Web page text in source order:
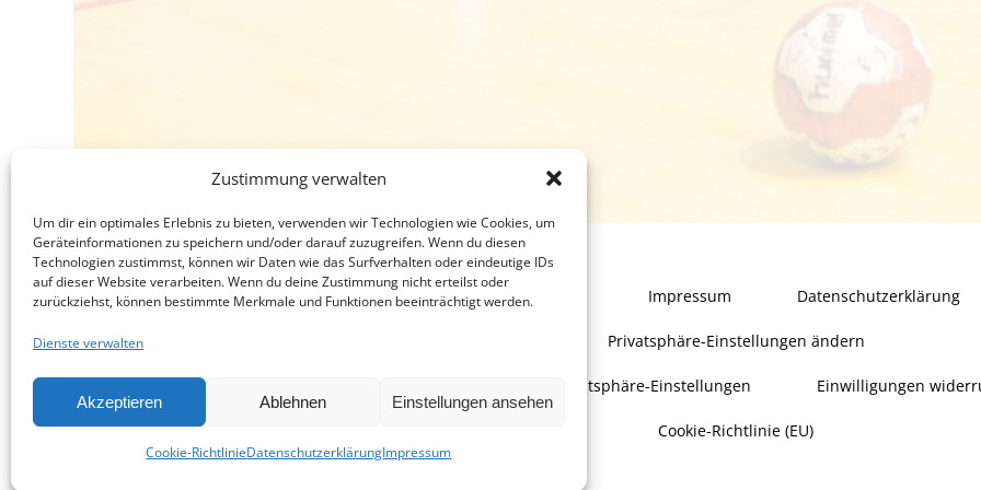
Zustimmung verwalten
Um dir ein optimales Erlebnis zu bieten, verwenden wir Technologien wie Cookies, um
Geräteinformationen zu speichern und/oder darauf zuzugreifen. Wenn du diesen
Technologien zustimmst, können wir Daten wie das Surfverhalten oder eindeutige IDs
auf dieser Website verarbeiten. Wenn du deine Zustimmung nicht erteilst oder
zurückziehst, können bestimmte Merkmale und Funktionen beeinträchtigt werden.
Dienste verwalten
Akzeptieren Ablehnen Einstellungen ansehen
Cookie-RichtlinieDatenschutzerklärungImpressum
Startseite Impressum Datenschutzerklärung
Privatsphäre-Einstellungen ändern
Historie der Privatsphäre-Einstellungen Einwilligungen
Cookie-Richtlinie (EU)